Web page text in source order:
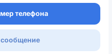
телефона
сообщение